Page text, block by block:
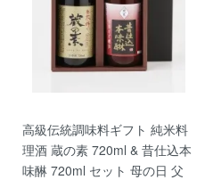
高級伝統調味料ギフト 純米料
理酒 蔵の素 720ml & 昔仕込本
味醂 720ml セット 母の日 父